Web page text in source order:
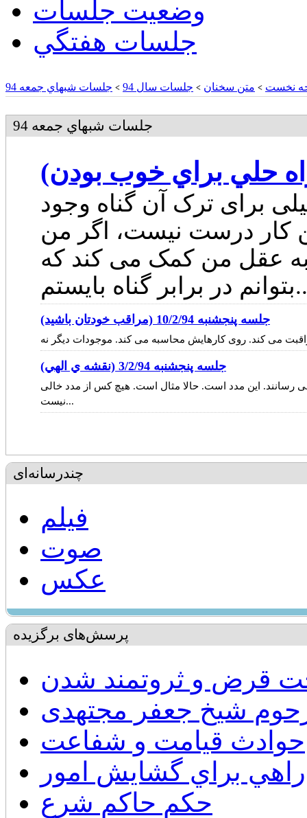
وضعیت جلسات
جلسات هفتگي
نخست > متن سخنان > جلسات سال 94 > جلسات شبهاي جمعه 94
جلسات شبهاي جمعه 94
برای ترک آن گناه وجود
کار درست نیست، اگر من
به عقل من کمک می کند که
بایستم...
جلسه پنجشنبه 10/2/94 (مراقب خودتان باشيد)
جلسه پنجشنبه 3/2/94 (نقشه ي الهي)
رسانند. این مدد است. حالا مثال است. هیچ کس از مدد خالی
نیست...
چندرسانه‌ای
فیلم
صوت
عکس
پرسش‌های برگزیده
قرض و ثروتمند شدن
شیخ جعفر مجتهدی
حوادث قيامت و شفاعت
راهي براي گشايش امور
حكم حاكم شرع